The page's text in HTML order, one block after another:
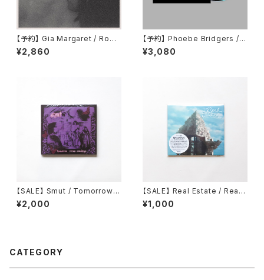
【予約】 Gia Margaret / Roma
ntic Piano （国内盤CD）
¥2,860
【予約】 Phoebe Bridgers / L
ost Weekend （国内盤CD）
¥3,080
【SALE】 Smut / Tomorrow C
omes Crashing
¥2,000
【SALE】 Real Estate / Real
Estate
¥1,000
CATEGORY